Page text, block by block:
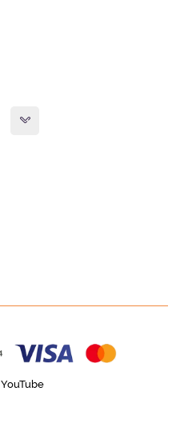
YouTube